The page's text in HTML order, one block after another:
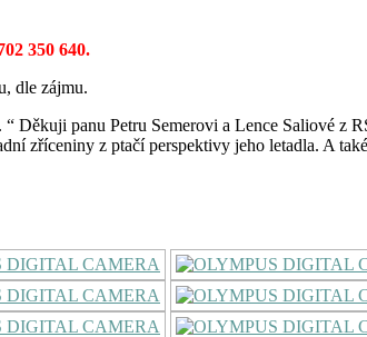
350 640.
dle zájmu.
Děkuji panu Petru Semerovi a Lence Saliové z
zříceniny z ptačí perspektivy jeho letadla. A